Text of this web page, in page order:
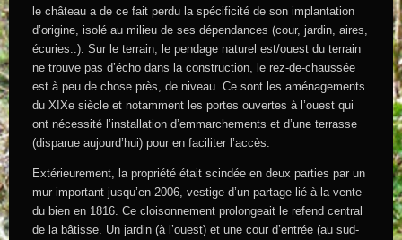
le château a de ce fait perdu la spécificité de son implantation
d’origine, isolé au milieu de ses dépendances (cour, jardin, aires,
écuries..). Sur le terrain, le pendage naturel est/ouest du terrain
ne trouve pas d’écho dans la construction, le rez-de-chaussée
est à peu de chose près, de niveau. Ce sont les aménagements
du XIXe siècle et notamment les portes ouvertes à l’ouest qui
ont nécessité l’installation d’emmarchements et d’une terrasse
(disparue aujourd’hui) pour en faciliter l’accès.
Extérieurement, la propriété était scindée en deux parties par un
mur important jusqu’en 2006, vestige d’un partage lié à la vente
du bien en 1816. Ce cloisonnement prolongeait le refend central
de la bâtisse. Un jardin (à l’ouest) et une cour d’entrée (au sud-